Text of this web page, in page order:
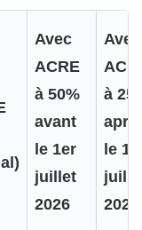
Avec
ACRE
à 50%
avant
le 1er
juillet
2026
Avec
à
le
2026